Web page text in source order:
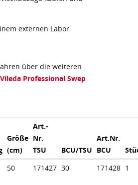
externen Labor
über die weiteren
Vileda Professional Swep
Größe
(cm)
Art.-
Nr.
TSU
BCU/TSU
Art.Nr.
BCU
50 171427 30 171428 1